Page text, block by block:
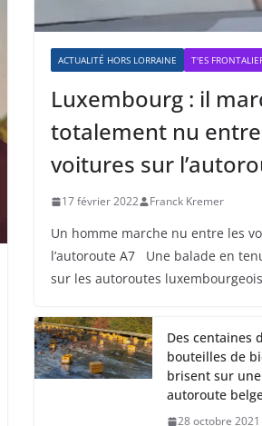
ACTUALITÉ HORS LORRAINE T'ES
Luxembourg : il
totalement nu
voitures sur
17 février 2022 Franck Kremer
Un homme marche nu entre les
l’autoroute A7 Une balade en
sur les autoroutes
Des centaines
bouteilles de
brisent sur une
autoroute
28 octobre 2021